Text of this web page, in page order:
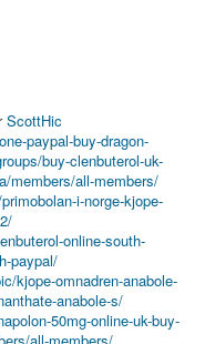
ScottHic
paypal-buy-dragon-
buy-clenbuterol-uk-
members/all-members/
i-norge-kjope-
online-south-
paypal/
kjope-omnadren-anabole-
anabole-s/
50mg-online-uk-buy-